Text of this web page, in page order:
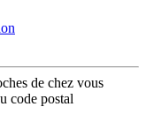
de chez vous
code postal